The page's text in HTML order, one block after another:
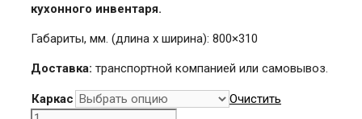
кухонного инвентаря.
Габариты, мм. (длина х ширина): 800×310
Доставка: транспортной компанией или самовывоз.
Каркас
Очистить